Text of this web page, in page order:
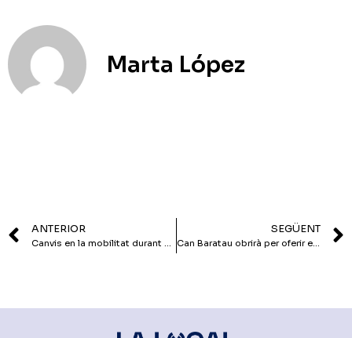
Marta López
ANTERIOR SEGÜENT
Can Baratau obrirà per oferir el servei de préstec i devolució